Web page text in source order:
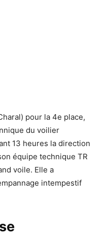
pour la 4e place,
du voilier
13 heures la direction
équipe technique TR
voile. Elle a
intempestif